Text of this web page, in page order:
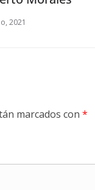
2021
marcados con *